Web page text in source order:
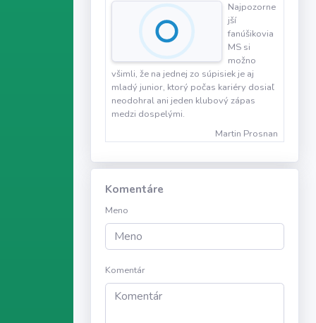
Najpozorne
jší
fanúšikovia
MS si
možno
všimli, že na jednej zo súpisiek je aj
mladý junior, ktorý počas kariéry dosiaľ
neodohral ani jeden klubový zápas
medzi dospelými.
Martin Prosnan
Komentáre
Meno
Komentár